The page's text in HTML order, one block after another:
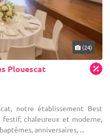
(24)
Plouescat
notre établissement Best
festif, chaleureux et moderne,
anniversaires, ...